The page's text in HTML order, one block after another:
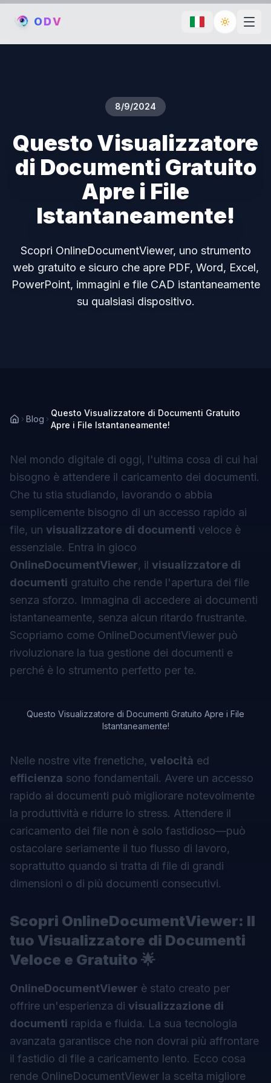
ODV Toggle
8/9/2024
Questo Visualizzatore
di Documenti Gratuito
Apre i File
Istantaneamente!
Scopri OnlineDocumentViewer, uno strumento
web gratuito e sicuro che apre PDF, Word, Excel,
PowerPoint, immagini e file CAD istantaneamente
su qualsiasi dispositivo.
Blog
Questo Visualizzatore di Documenti Gratuito
Apre i File Istantaneamente!
Nel mondo digitale di oggi, l'ultima cosa di cui hai
bisogno è attendere il caricamento dei documenti.
Che tu stia studiando, lavorando o abbia
semplicemente bisogno di un accesso rapido ai
file, un visualizzatore di documenti veloce è
essenziale. Entra in gioco
OnlineDocumentViewer, il visualizzatore di
documenti gratuito che rende l'apertura dei file
senza sforzo. Immagina di accedere ai documenti
istantaneamente, senza alcun ritardo frustrante.
Scopriamo come OnlineDocumentViewer può
rivoluzionare la tua gestione dei documenti e
perché è lo strumento perfetto per te.
Questo Visualizzatore di Documenti Gratuito Apre i File
Istantaneamente!
Nelle nostre vite frenetiche, velocità ed
efficienza sono fondamentali. Avere un accesso
rapido ai documenti può migliorare notevolmente
la produttività e ridurre lo stress. Attendere il
caricamento dei file non è solo fastidioso—può
ostacolare seriamente il tuo flusso di lavoro,
soprattutto quando si tratta di file di grandi
dimensioni o di più documenti consecutivi.
Scopri OnlineDocumentViewer: Il
tuo Visualizzatore di Documenti
Veloce e Gratuito 🌟
OnlineDocumentViewer è stato creato per
offrire un'esperienza di visualizzazione di
documenti rapida e fluida. La sua tecnologia
avanzata garantisce che non dovrai più affrontare
il fastidio di file a caricamento lento. Ecco cosa
rende OnlineDocumentViewer la scelta migliore